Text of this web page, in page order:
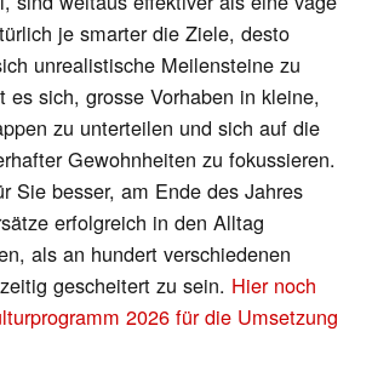
je smarter die Ziele, desto
unrealistische Meilensteine zu
es sich, grosse Vorhaben in kleine,
zu unterteilen und sich auf die
Gewohnheiten zu fokussieren.
Sie besser, am Ende des Jahres
erfolgreich in den Alltag
als an hundert verschiedenen
gescheitert zu sein. Hier noch
2026 für die Umsetzung